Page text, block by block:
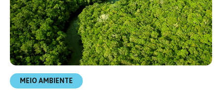
MEIO AMBIENTE